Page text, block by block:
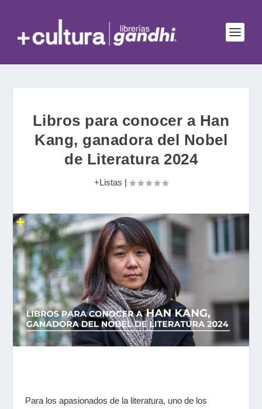
Libros para conocer a Han
Kang, ganadora del Nobel
de Literatura 2024
+Listas |
Para los apasionados de la literatura, uno de los